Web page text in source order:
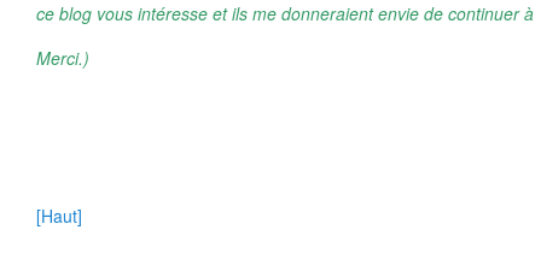
ce blog vous intéresse et ils me donneraient envie de continuer
Merci.)
[Haut]